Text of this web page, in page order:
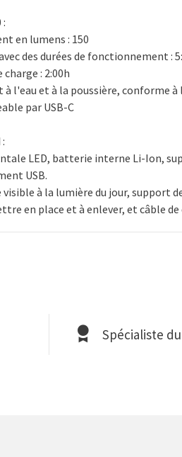
:
en lumens : 150
des durées de fonctionnement :
charge : 2:00h
à l'eau et à la poussière, conforme à
par USB-C
LED, batterie interne Li-Ion,
USB.
visible à la lumière du jour, support
en place et à enlever, et câble de
Spécialiste